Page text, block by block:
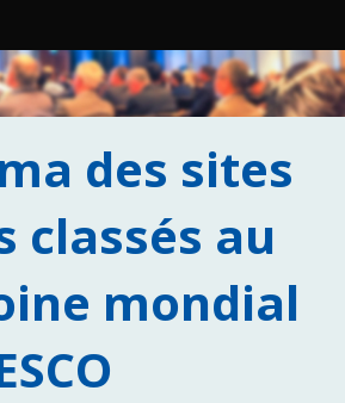
des sites
classés au
mondial